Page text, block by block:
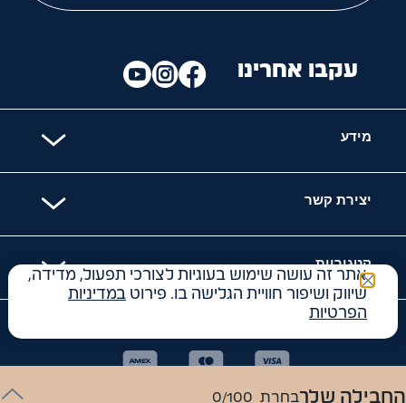
החבילה שלךבחרת 0/100
מידע
יצירת קשר
קטגוריות
עקבו אחרינו
אתר זה עושה שימוש בעוגיות לצורכי תפעול, מדידה,
שיווק ושיפור חוויית הגלישה בו. פירוט במדיניות
הפרטיות